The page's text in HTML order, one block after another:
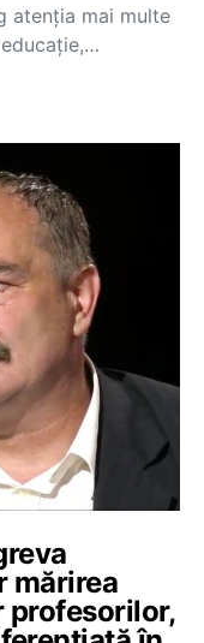
atenția mai multe
mărirea
profesorilor,